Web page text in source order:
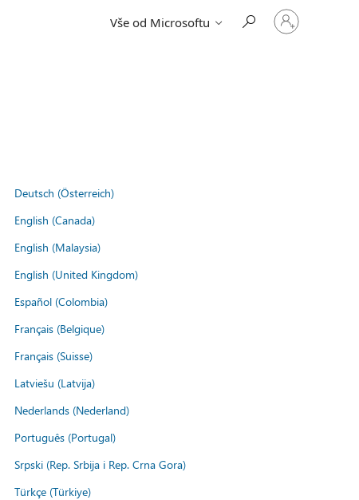
Vše od Microsoftu
Přihlaste
se
Deutsch (Österreich)
English (Canada)
English (Malaysia)
English (United Kingdom)
Español (Colombia)
Français (Belgique)
Français (Suisse)
Latviešu (Latvija)
Nederlands (Nederland)
Português (Portugal)
Srpski (Rep. Srbija i Rep. Crna Gora)
Türkçe (Türkiye)